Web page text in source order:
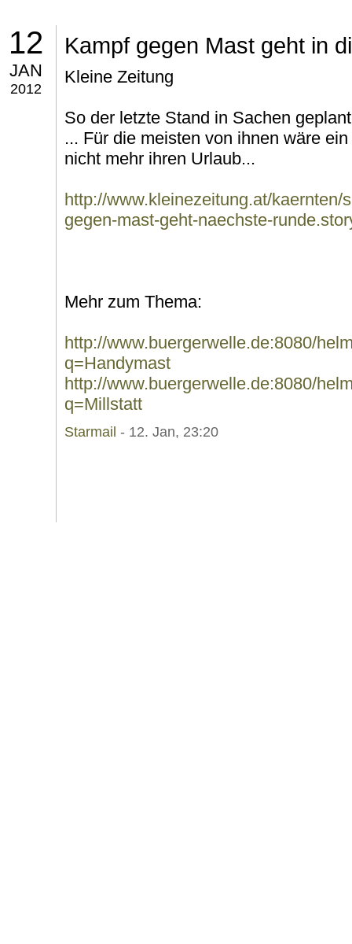
12
JAN
2012
Kampf gegen Mast geht in
Kleine Zeitung
So der letzte Stand in Sachen
... Für die meisten von ihnen wäre
nicht mehr ihren Urlaub...
http://www.kleinezeitung.at/
gegen-mast-geht-naechste-
Mehr zum Thema:
http://www.buergerwelle.de:8080/
q=Handymast
http://www.buergerwelle.de:8080/
q=Millstatt
Starmail - 12. Jan, 23:20